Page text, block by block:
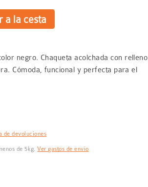
negro. Chaqueta acolchada con relleno
Cómoda, funcional y perfecta para el
de devoluciones
de 5kg.Ver gastos de envío